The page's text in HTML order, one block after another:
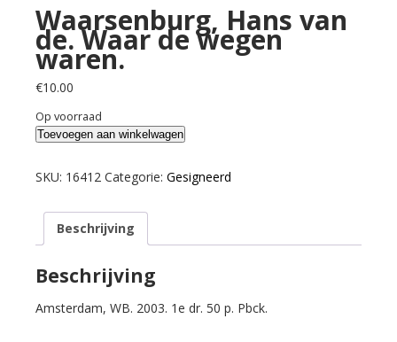
Waarsenburg, Hans van
de. Waar de wegen
waren.
€10.00
Op voorraad
Waarsenburg,
van
Waar
wegen
waren.
Toevoegen aan winkelwagen
SKU: 16412 Categorie: Gesigneerd
Beschrijving
Beschrijving
Amsterdam, WB. 2003. 1e dr. 50 p. Pbck.